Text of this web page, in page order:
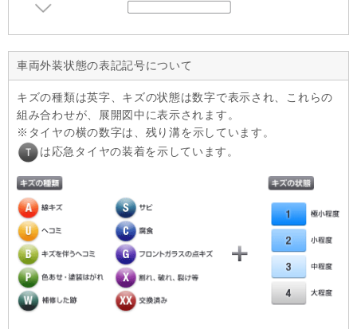
車両外装状態の表記記号について
キズの種類は英字、キズの状態は数字で表示され、これらの
組み合わせが、展開図中に表示されます。
タイヤの横の数字は、残り溝を示しています。
は応急タイヤの装着を示しています。